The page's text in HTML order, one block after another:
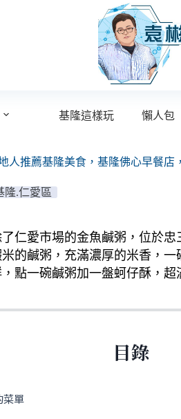
基隆這樣玩 懶人包
人推薦基隆美食，基隆佛心早餐店
隆.仁愛區
仁愛市場的金魚鹹粥，位於
的鹹粥，充滿濃厚的米香，
點一碗鹹粥加一盤蚵仔酥，超
目錄
菜單